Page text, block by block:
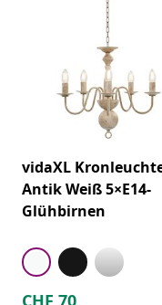
vidaXL
Antik Weiß 5×E14-
Glühbirnen
CHF 70